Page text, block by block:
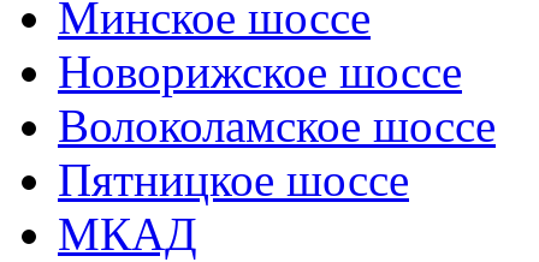
Минское шоссе
Новорижское шоссе
Волоколамское шоссе
Пятницкое шоссе
МКАД